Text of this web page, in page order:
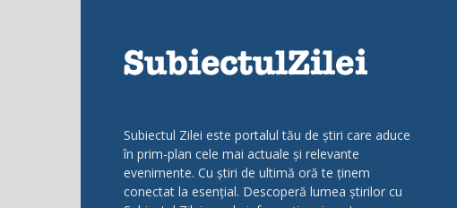
Subiectul Zilei este portalul tău de știri care aduce
în prim-plan cele mai actuale și relevante
evenimente. Cu știri de ultimă oră te ținem
conectat la esențial. Descoperă lumea știrilor cu